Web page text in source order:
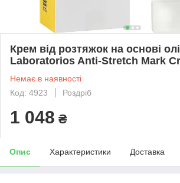
Крем від розтяжок на основі
Laboratorios Anti-Stretch Mark
Немає в наявності
Код: 4923
Роздріб
1 048 ₴
Опис Характеристики Доставка